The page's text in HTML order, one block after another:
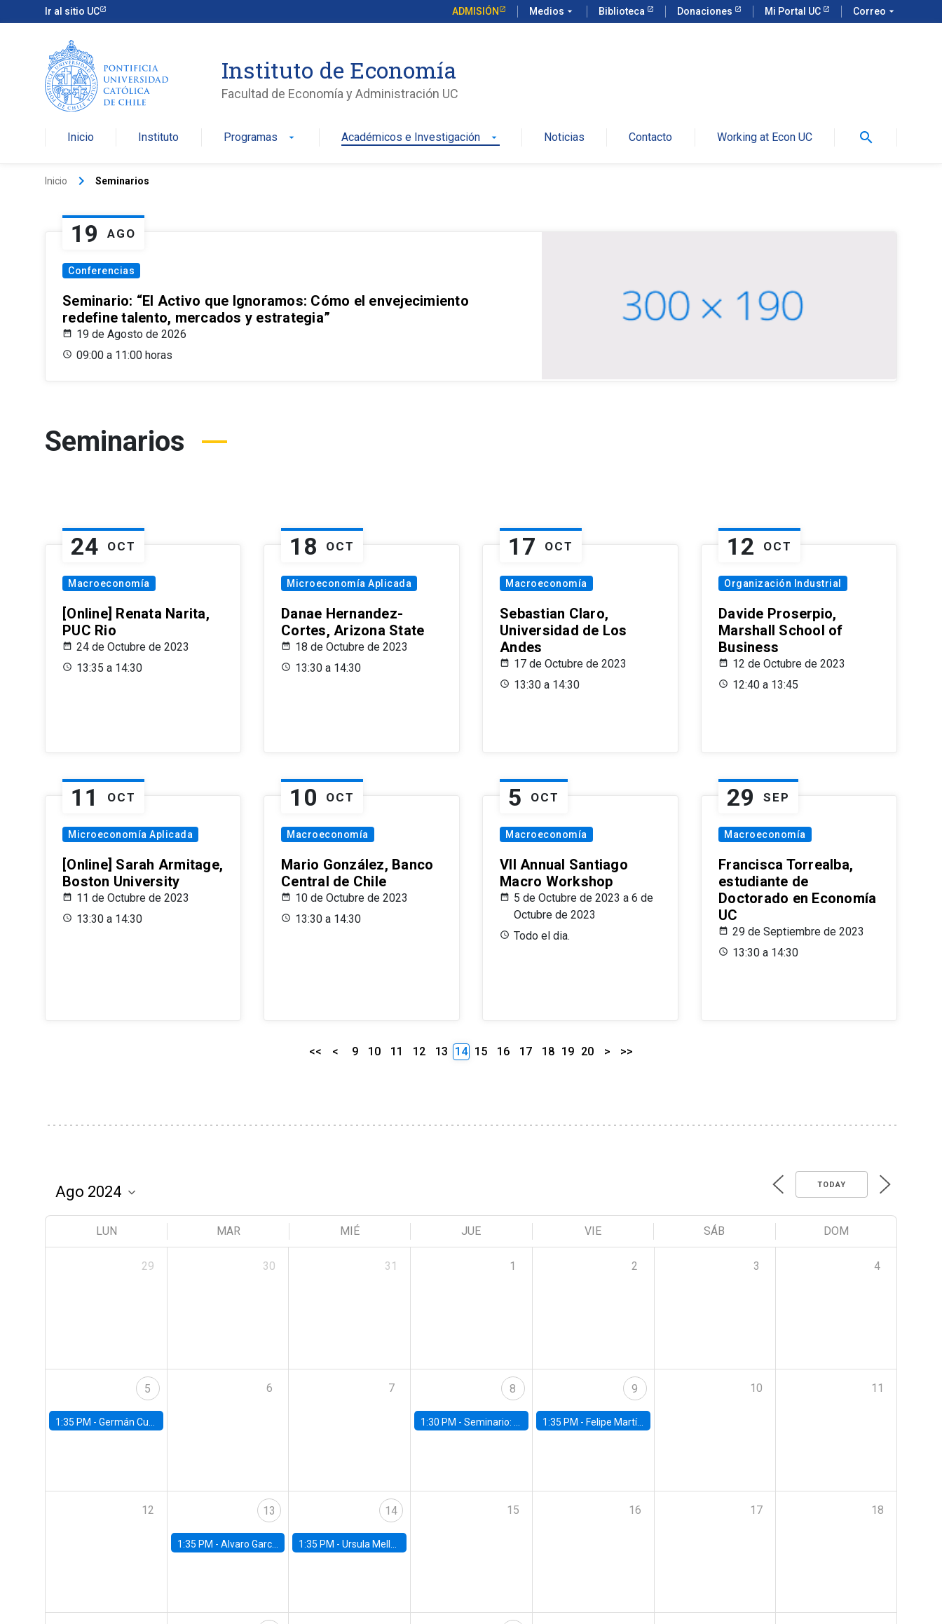
Ir al sitio UC ADMISIÓN Medios arrow_drop_down Biblioteca Donaciones Mi Portal UC Correo arrow_drop_down
Instituto de Economía
Facultad de Economía y Administración UC
Inicio Instituto Programas arrow_drop_down Académicos e Investigación arrow_drop_down Noticias Contacto Working at Econ UC search
Inicio keyboard_arrow_right Seminarios
19 AGO
Conferencias
Seminario: “El Activo que Ignoramos: Cómo el envejecimiento
redefine talento, mercados y estrategia”
19 de Agosto de 2026
09:00 a 11:00 horas
Seminarios
24 OCT
Macroeconomía
[Online] Renata Narita,
PUC Rio
24 de Octubre de 2023
13:35 a 14:30
18 OCT
Microeconomía Aplicada
Danae Hernandez-
Cortes, Arizona State
18 de Octubre de 2023
13:30 a 14:30
17 OCT
Macroeconomía
Sebastian Claro,
Universidad de Los
Andes
17 de Octubre de 2023
13:30 a 14:30
12 OCT
Organización Industrial
Davide Proserpio,
Marshall School of
Business
12 de Octubre de 2023
12:40 a 13:45
11 OCT
Microeconomía Aplicada
[Online] Sarah Armitage,
Boston University
11 de Octubre de 2023
13:30 a 14:30
10 OCT
Macroeconomía
Mario González, Banco
Central de Chile
10 de Octubre de 2023
13:30 a 14:30
5 OCT
Macroeconomía
VII Annual Santiago
Macro Workshop
5 de Octubre de 2023 a 6 de
Octubre de 2023
Todo el dia.
29 SEP
Macroeconomía
Francisca Torrealba,
estudiante de
Doctorado en Economía
UC
29 de Septiembre de 2023
13:30 a 14:30
<< < 9 10 11 12 13 14 15 16 17 18 19 20 > >>
TODAY
LUN MAR MIÉ JUE VIE SÁB DOM
29 30 31 1 2 3 4
5
1:35 PM - Germán Cubas, University of Houston
6 7 8
1:30 PM -Seminario: “Recuperando la humanidad para progresar en la era de la IA»
9
1:35 PM - Felipe Martínez, alumno Doctorado en Economía UC
10 11
12 13
1:35 PM - Alvaro Garcia-Marin, Universidad de Los Andes
14
1:35 PM -Ursula Mello, Insper - Institute of Education and Research
15 16 17 18